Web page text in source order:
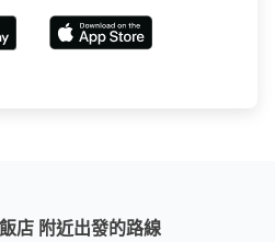
店 附近出發的路線